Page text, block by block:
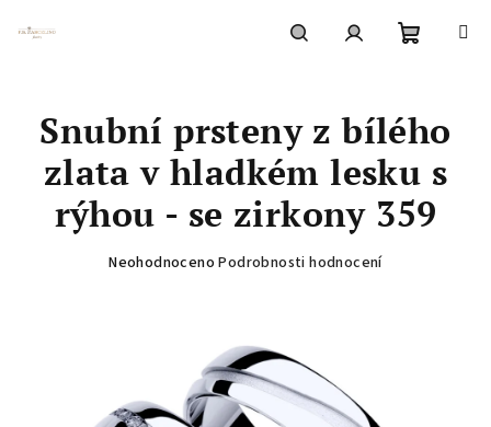
košík
Snubní prsteny z bílého
zlata v hladkém lesku s
rýhou - se zirkony 359
Průměrné
hvězdiček.
Neohodnoceno Podrobnosti hodnocení